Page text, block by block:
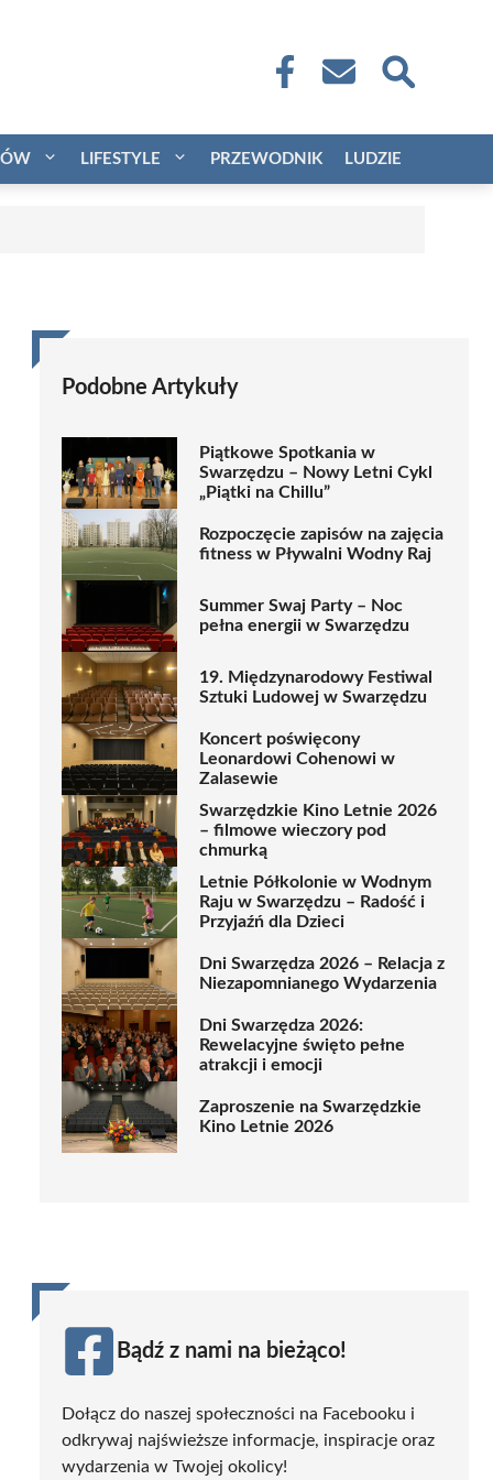
LIFESTYLE PRZEWODNIK LUDZIE
Podobne Artykuły
Piątkowe Spotkania w
Swarzędzu – Nowy Letni Cykl
„Piątki na Chillu”
Rozpoczęcie zapisów na zajęcia
fitness w Pływalni Wodny Raj
Summer Swaj Party – Noc
pełna energii w Swarzędzu
19. Międzynarodowy Festiwal
Sztuki Ludowej w Swarzędzu
Koncert poświęcony
Leonardowi Cohenowi w
Zalasewie
Swarzędzkie Kino Letnie 2026
– filmowe wieczory pod
chmurką
Letnie Półkolonie w Wodnym
Raju w Swarzędzu – Radość i
Przyjaźń dla Dzieci
Dni Swarzędza 2026 – Relacja z
Niezapomnianego Wydarzenia
Dni Swarzędza 2026:
Rewelacyjne święto pełne
atrakcji i emocji
Zaproszenie na Swarzędzkie
Kino Letnie 2026
Bądź z nami na bieżąco!
Dołącz do naszej społeczności na Facebooku i
odkrywaj najświeższe informacje, inspiracje oraz
wydarzenia w Twojej okolicy!